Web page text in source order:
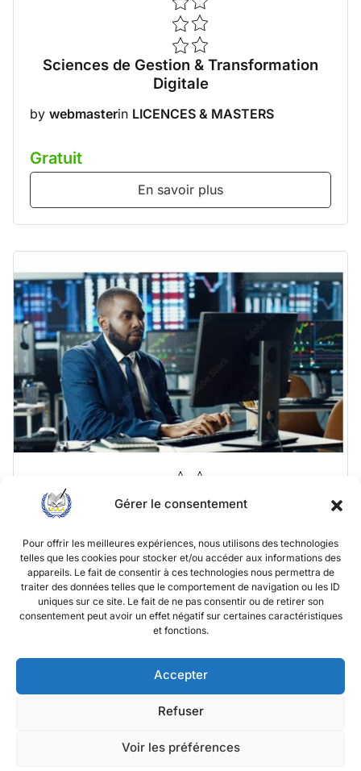
Gérer le consentement
Pour offrir les meilleures expériences, nous utilisons des technologies
telles que les cookies pour stocker et/ou accéder aux informations des
appareils. Le fait de consentir à ces technologies nous permettra de
traiter des données telles que le comportement de navigation ou les ID
uniques sur ce site. Le fait de ne pas consentir ou de retirer son
consentement peut avoir un effet négatif sur certaines caractéristiques
et fonctions.
Accepter
Refuser
Voir les préférences
Sciences de Gestion & Transformation
Digitale
by webmasterin LICENCES & MASTERS
Gratuit
En savoir plus
Compatibilité Gestion
by webmasterin LICENCES & MASTERS
Gratuit
En savoir plus